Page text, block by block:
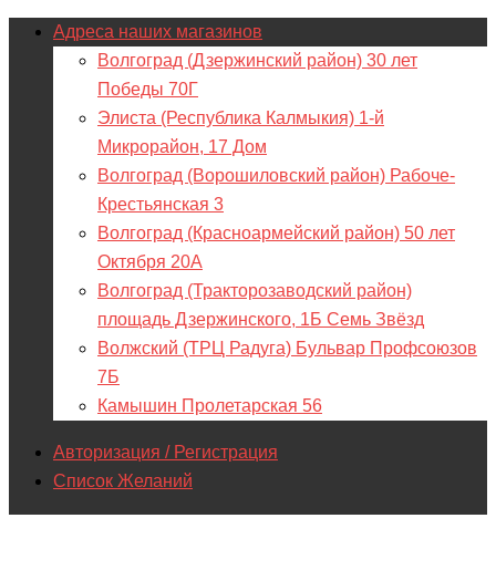
Адреса наших магазинов
Волгоград (Дзержинский район) 30 лет
Победы 70Г
Элиста (Республика Калмыкия) 1-й
Микрорайон, 17 Дом
Волгоград (Ворошиловский район) Рабоче-
Крестьянская 3
Волгоград (Красноармейский район) 50 лет
Октября 20А
Волгоград (Тракторозаводский район)
площадь Дзержинского, 1Б Семь Звёзд
Волжский (ТРЦ Радуга) Бульвар Профсоюзов
7Б
Камышин Пролетарская 56
Авторизация / Регистрация
Список Желаний